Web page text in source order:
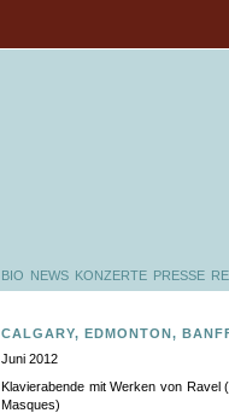
BIO NEWS KONZERTE PRESSE
CALGARY, EDMONTON,
Juni 2012
Klavierabende mit Werken von Ravel
Masques)